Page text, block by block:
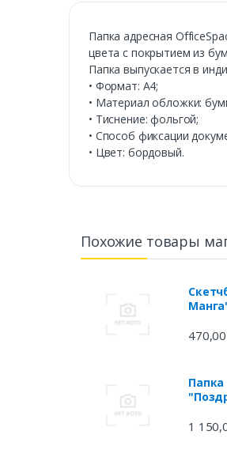
Папка адресная
цвета с покрытием из
Папка выпускается в
• Формат: А4;
• Материал обложки:
• Тиснение: фольгой;
• Способ фиксации
• Цвет: бордовый.
Похожие товары
Папка
1